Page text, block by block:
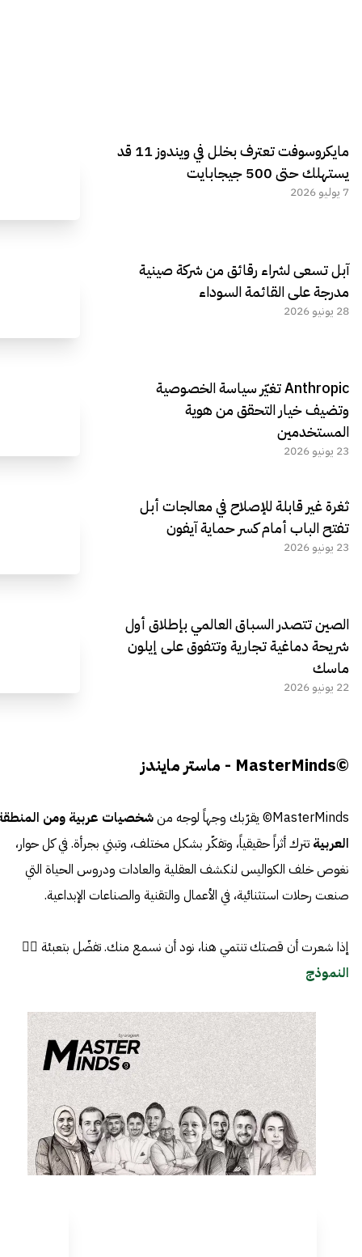
مايكروسوفت تعترف بخلل في ويندوز 11 قد
يستهلك حتى 500 جيجابايت
7 يوليو 2026
آبل تسعى لشراء رقائق من شركة صينية
مدرجة على القائمة السوداء
28 يونيو 2026
Anthropic تغيّر سياسة الخصوصية
وتضيف خيار التحقق من هوية
المستخدمين
23 يونيو 2026
ثغرة غير قابلة للإصلاح في معالجات أبل
تفتح الباب أمام كسر حماية آيفون
23 يونيو 2026
الصين تتصدر السباق العالمي بإطلاق أول
شريحة دماغية تجارية وتتفوق على إيلون
ماسك
22 يونيو 2026
©MasterMinds - ماستر مايندز
MasterMinds© يقرّبك وجهاً لوجه من
شخصيات عربية ومن
العربية تترك أثراً حقيقياً، وتفكّر بشكل مختلف، وتبني بجرأة. في كل حوار،
نغوص خلف الكواليس لنكشف العقلية والعادات ودروس الحياة التي
صنعت رحلات استثنائية، في الأعمال والتقنية والصناعات الإبداعية.
إذا شعرت أن قصتك تنتمي هنا، نود أن نسمع منك. تفضّل بتعبئة 👈🏼
النموذج